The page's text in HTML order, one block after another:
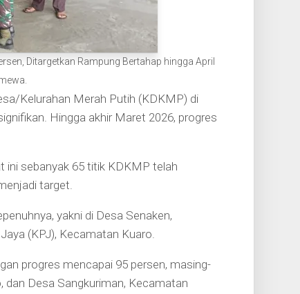
Ditargetkan Rampung Bertahap hingga April
Kelurahan Merah Putih (KDKMP) di
Hingga akhir Maret 2026, progres
ini sebanyak 65 titik KDKMP telah
target.
yakni di Desa Senaken,
(KPJ), Kecamatan Kuaro.
progres mencapai 95 persen, masing-
dan Desa Sangkuriman, Kecamatan